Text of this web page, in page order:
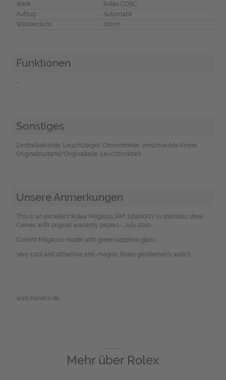
Werk
Rolex COSC
Aufzug
Automatik
Wasserdicht
100 m
Funktionen
-
Sonstiges
Zentralsekunde, Leuchtzeiger, Chronometer, verschraubte Krone,
Originalzustand/Originalteile, Leuchtindizies
Unsere Anmerkungen
This is an excellent Rolex Milgauss,Ref. 116400GV in stainless steel.
Comes with original warranty papers - July 2010.
Current Milgauss model with green sapphire glass.
Very cool and attractive anti-magnic Rolex gentleman's watch.
watchandco.de
Mehr über Rolex